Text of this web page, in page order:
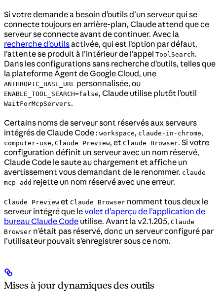
Si votre demande a besoin d’outils d’un serveur qui se
connecte toujours en arrière-plan, Claude attend que ce
serveur se connecte avant de continuer. Avec la
recherche d’outilsactivée, qui est l’option par défaut,
l’attente se produit à l’intérieur de l’appel ToolSearch.
Dans les configurations sans recherche d’outils, telles que
la plateforme Agent de Google Cloud, une
ANTHROPIC_BASE_URL personnalisée, ou
ENABLE_TOOL_SEARCH=false, Claude utilise plutôt l’outil
WaitForMcpServers.
Certains noms de serveur sont réservés aux serveurs
intégrés de Claude Code : workspace, claude-in-chrome,
computer-use, Claude Preview, et Claude Browser. Si votre
configuration définit un serveur avec un nom réservé,
Claude Code le saute au chargement et affiche un
avertissement vous demandant de le renommer. claude
mcp add rejette un nom réservé avec une erreur.
Claude Preview et Claude Browser nomment tous deux le
serveur intégré que levolet d’aperçu de l’application de
bureau Claude Code utilise. Avant la v2.1.205, Claude
Browser n’était pas réservé, donc un serveur configuré par
l’utilisateur pouvait s’enregistrer sous ce nom.
Mises à jour dynamiques des outils